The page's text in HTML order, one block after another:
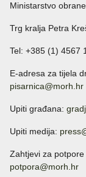
Ministarstvo
Trg kralja Petra
Tel: +385 (1) 4567
E-adresa za tijela
pisarnica@morh.hr
Upiti građana:
Upiti medija:
Zahtjevi za
potpora@morh.hr